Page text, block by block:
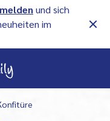
und sich
im